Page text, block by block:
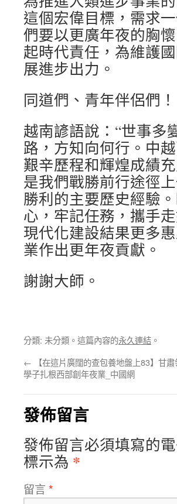
這個宏偉目標，需求
們要以更廣年夜的胸懷
起時代責任，為維護
展進步出力。
同道們、青年伴侶們！
越南諺語說：“世事多
路，方知向何行。中
艱辛歷程和輝煌成績
是我們戰勝前行途徑
勝利的主要歷史經驗
心，牢記任務，攜手
現代化建設結果更多
業作出更年夜貢獻。
謝謝大師。
分類: 未分類。這篇內容的永久連結 。
← 【在這片廣闊的查包養地盤上83】甘
學子扎根西部創年夜業_中國網
發佈留言
發佈留言必須填寫的
標示為 *
留言 *